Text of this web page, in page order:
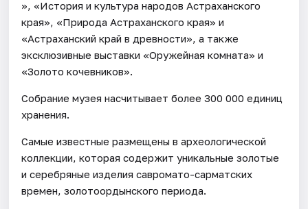
», «История и культура народов Астраханского
края», «Природа Астраханского края» и
«Астраханский край в древности», а также
эксклюзивные выставки «Оружейная комната» и
«Золото кочевников».
Собрание музея насчитывает более 300 000 единиц
хранения.
Самые известные размещены в археологической
коллекции, которая содержит уникальные золотые
и серебряные изделия савромато-сарматских
времен, золотоордынского периода.